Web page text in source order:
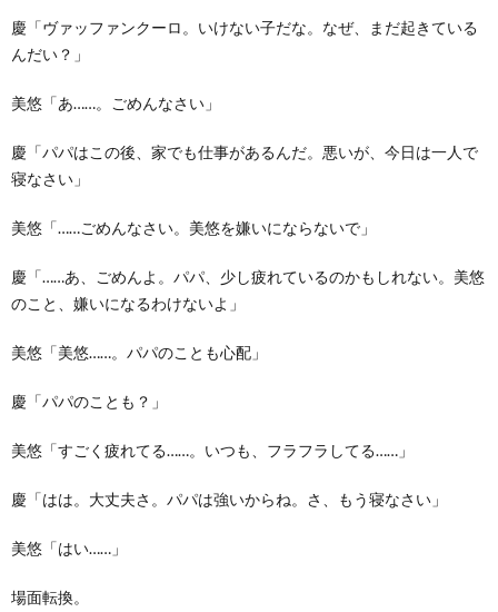
慶「ヴァッファンクーロ。いけない子だな。なぜ、まだ起きている
んだい？」
美悠「あ……。ごめんなさい」
慶「パパはこの後、家でも仕事があるんだ。悪いが、今日は一人で
寝なさい」
美悠「……ごめんなさい。美悠を嫌いにならないで」
慶「……あ、ごめんよ。パパ、少し疲れているのかもしれない。美悠
のこと、嫌いになるわけないよ」
美悠「美悠……。パパのことも心配」
慶「パパのことも？」
美悠「すごく疲れてる……。いつも、フラフラしてる……」
慶「はは。大丈夫さ。パパは強いからね。さ、もう寝なさい」
美悠「はい……」
場面転換。